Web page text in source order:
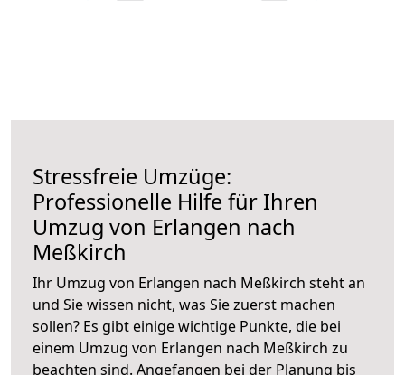
Stressfreie Umzüge:
Professionelle Hilfe für Ihren
Umzug von Erlangen nach
Meßkirch
Ihr Umzug von Erlangen nach Meßkirch steht an
und Sie wissen nicht, was Sie zuerst machen
sollen? Es gibt einige wichtige Punkte, die bei
einem Umzug von Erlangen nach Meßkirch zu
beachten sind. Angefangen bei der Planung bis